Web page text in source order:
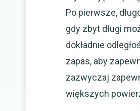
Po pierwsze,
gdy zbyt długi
dokładnie
zapas, aby
zazwyczaj
większych